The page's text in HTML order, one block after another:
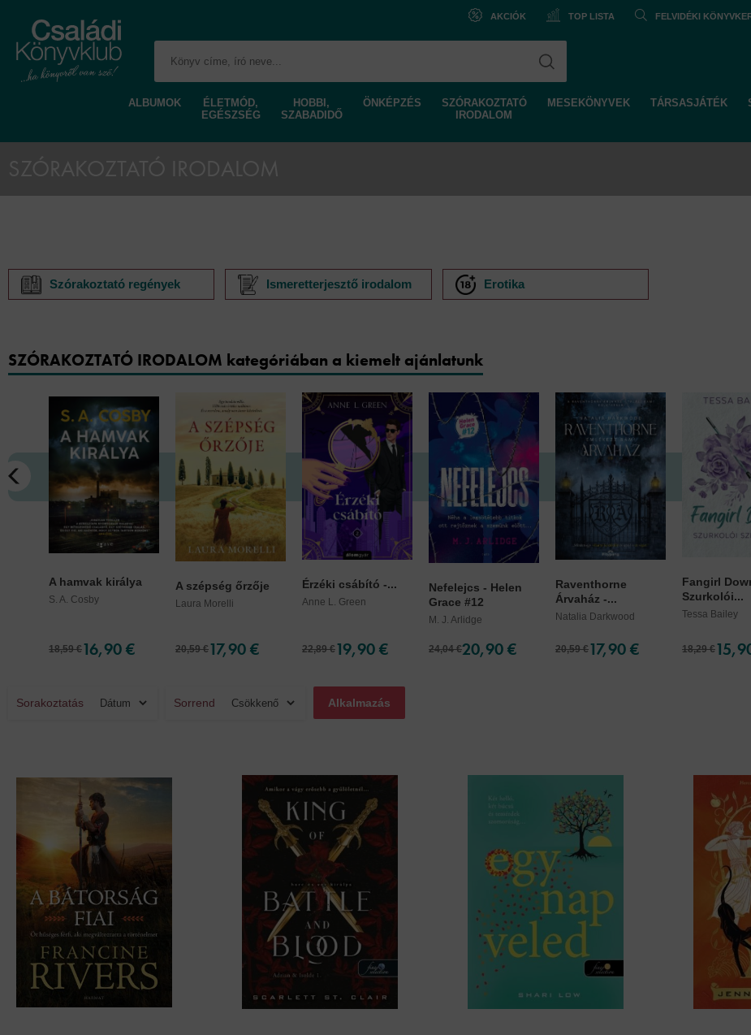
AKCIÓK TOP LISTA FELVIDÉKI
ALBUMOK
ÉLETMÓD,
EGÉSZSÉG
HOBBI,
SZABADIDŐ
ÖNKÉPZÉS
SZÓRAKOZTATÓ
IRODALOM
MESEKÖNYVEK TÁRSASJÁTÉK
Szórakoztató regények Ismeretterjesztő irodalom Erotika
SZÓRAKOZTATÓ IRODALOM kategóriában a kiemelt ajánlatunk
A hamvak királya
S. A. Cosby
18,59 €16,90 €
A szépség őrzője
Laura Morelli
20,59 €17,90 €
Érzéki csábító -...
Anne L. Green
22,89 €19,90 €
Nefelejcs - Helen
Grace #12
M. J. Arlidge
24,04 €20,90 €
Raventhorne
Árvaház -...
Natalia Darkwood
20,59 €17,90 €
Fangirl
Szurkolói...
Tessa Bailey
18,29 €
Sorakoztatás Sorrend